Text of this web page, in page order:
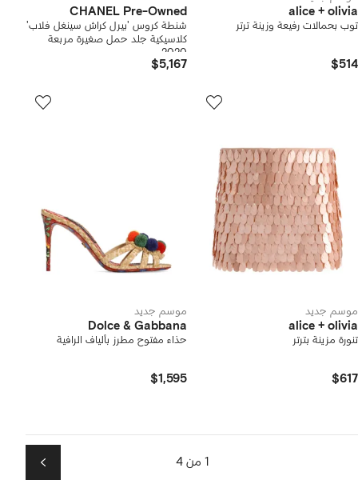
alice + olivia
توب بحمالات رفيعة وزينة ترتر
$514
CHANEL Pre-Owned
شنطة كروس 'بيرل كراش سينغل فلاب'
كلاسيكية جلد حمل صغيرة مربعة
2020
$5,167
موسم جديد
alice + olivia
تنورة مزينة بترتر
$617
موسم جديد
Dolce & Gabbana
حذاء مفتوح مطرز بألياف الرافية
$1,595
1 من 4 التالي